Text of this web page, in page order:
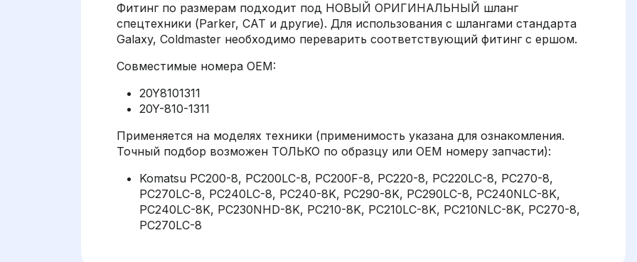
Фитинг по размерам подходит под НОВЫЙ ОРИГИНАЛЬНЫЙ шланг
спецтехники (Parker, CAT и другие). Для использования с шлангами стандарта
Galaxy, Coldmaster необходимо переварить соответствующий фитинг с ершом.
Совместимые номера OEM:
20Y8101311
20Y-810-1311
Применяется на моделях техники (применимость указана для ознакомления.
Точный подбор возможен ТОЛЬКО по образцу или OEM номеру запчасти):
Komatsu PC200-8, PC200LC-8, PC200F-8, PC220-8, PC220LC-8, PC270-8,
PC270LC-8, PC240LC-8, PC240-8K, PC290-8K, PC290LC-8, PC240NLC-8K,
PC240LC-8K, PC230NHD-8K, PC210-8K, PC210LC-8K, PC210NLC-8K, PC270-8,
PC270LC-8